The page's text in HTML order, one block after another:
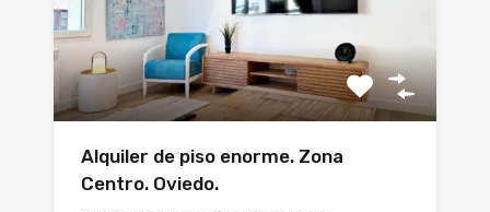
Alquiler de piso enorme. Zona
Centro. Oviedo.